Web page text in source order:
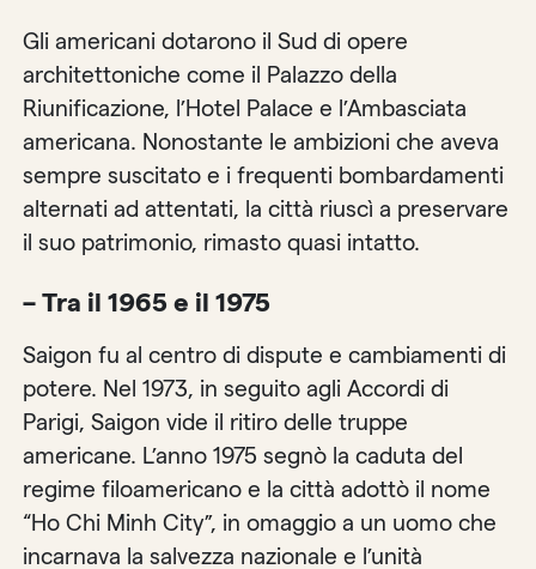
Gli americani dotarono il Sud di opere
architettoniche come il Palazzo della
Riunificazione, l’Hotel Palace e l’Ambasciata
americana. Nonostante le ambizioni che aveva
sempre suscitato e i frequenti bombardamenti
alternati ad attentati, la città riuscì a preservare
il suo patrimonio, rimasto quasi intatto.
– Tra il 1965 e il 1975
Saigon fu al centro di dispute e cambiamenti di
potere. Nel 1973, in seguito agli Accordi di
Parigi, Saigon vide il ritiro delle truppe
americane. L’anno 1975 segnò la caduta del
regime filoamericano e la città adottò il nome
“Ho Chi Minh City”, in omaggio a un uomo che
incarnava la salvezza nazionale e l’unità